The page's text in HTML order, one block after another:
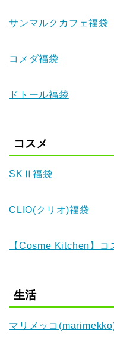
サンマルクカフェ福袋
コメダ福袋
ドトール福袋
コスメ
SKⅡ福袋
CLIO(クリオ)福袋
【Cosme Kitchen】コ
生活
マリメッコ